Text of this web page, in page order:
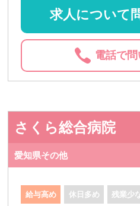
求人について
電話で
さくら総合病院
愛知県その他
給与高め 休日多め 残業少